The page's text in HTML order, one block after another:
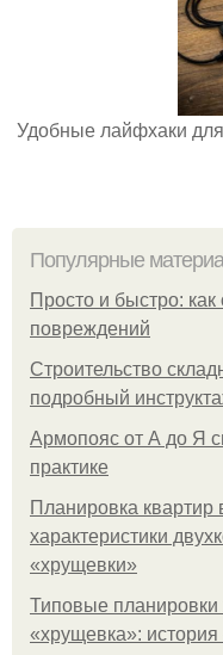
Удобные лайфхаки
Популярные
Просто и быстро:
повреждений
Строительство
подробный
Армопояс от А до Я
практике
Планировка
характеристики
«хрущевки»
Типовые
«хрущевка»: